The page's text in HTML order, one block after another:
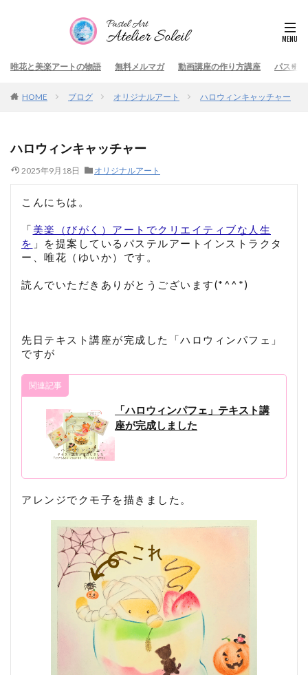
唯花と美楽アートの物語 無料メルマガ 動画講座の作り方講座 パステ
HOME ブログ オリジナルアート ハロウィンキャッチャー
ハロウィンキャッチャー
2025年9月18日 オリジナルアート
こんにちは。
「 美楽（びがく）アートでクリエイティブな人生
を 」を提案しているパステルアートインストラクタ
ー、唯花（ゆいか）です。
読んでいただきありがとうございます(*^^*)
先日テキスト講座が完成した「ハロウィンパフェ」
ですが
関連記事
「ハロウィンパフェ」テキスト講
座が完成しました
アレンジでクモ子を描きました。